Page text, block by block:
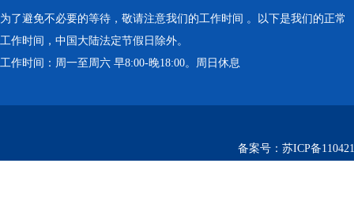
为了避免不必要的等待，敬请注意我们的工作时间 。以下是我们的正常
工作时间，中国大陆法定节假日除外。
工作时间：周一至周六 早8:00-晚18:00。周日休息
备案号： 苏ICP备